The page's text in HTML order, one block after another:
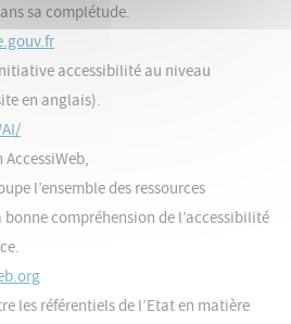
sa complétude.
accessibilité au niveau
en anglais).
AccessiWeb,
l’ensemble des ressources
bonne compréhension de l’accessibilité
les référentiels de l’Etat en matière